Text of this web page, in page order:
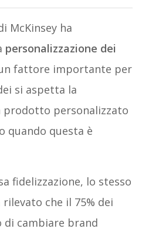
McKinsey ha
personalizzazione dei
fattore importante per
si aspetta la
prodotto personalizzato
quando questa è
fidelizzazione, lo stesso
che il 75% dei
di cambiare brand